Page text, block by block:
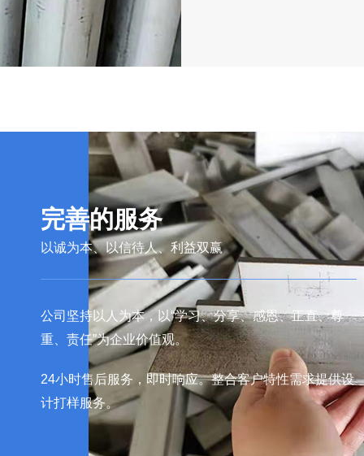
完善的服务
以诚为本、以信待人、利益双赢
公司坚持以人为本，以“学习、分享、感恩、正直、尊
重、责任”为企业价值观。
24小时售后服务，即时响应。整合客户特性需求提供设
计打样服务。